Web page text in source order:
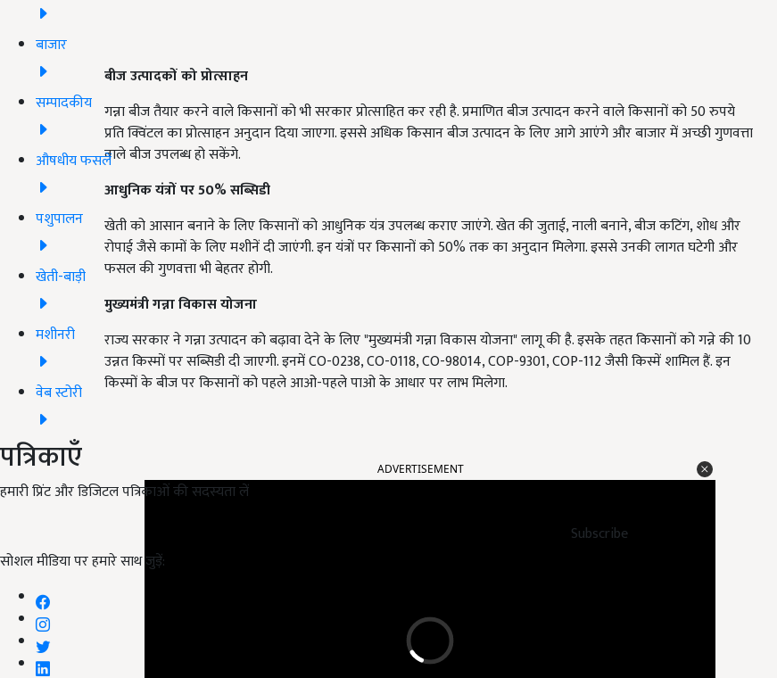
बाजार
सम्पादकीय
औषधीय फसलें
पशुपालन
खेती-बाड़ी
मशीनरी
वेब स्टोरी
पत्रिकाएँ
हमारी प्रिंट और डिजिटल पत्रिकाओं की सदस्यता लें
Subscribe
सोशल मीडिया पर हमारे साथ जुड़ें:
बीज उत्पादकों को प्रोत्साहन
गन्ना बीज तैयार करने वाले किसानों को भी सरकार प्रोत्साहित कर रही है. प्रमाणित बीज उत्पादन करने वाले किसानों को 50 रुपये
प्रति क्विंटल का प्रोत्साहन अनुदान दिया जाएगा. इससे अधिक किसान बीज उत्पादन के लिए आगे आएंगे और बाजार में अच्छी गुणवत्ता
वाले बीज उपलब्ध हो सकेंगे.
आधुनिक यंत्रों पर 50%सब्सिडी
खेती को आसान बनाने के लिए किसानों को आधुनिक यंत्र उपलब्ध कराए जाएंगे. खेत की जुताई, नाली बनाने, बीज कटिंग, शोध और
रोपाई जैसे कामों के लिए मशीनें दी जाएंगी. इन यंत्रों पर किसानों को 50% तक का अनुदान मिलेगा. इससे उनकी लागत घटेगी और
फसल की गुणवत्ता भी बेहतर होगी.
मुख्यमंत्री गन्ना विकास योजना
राज्य सरकार ने गन्ना उत्पादन को बढ़ावा देने के लिए "मुख्यमंत्री गन्ना विकास योजना" लागू की है. इसके तहत किसानों को गन्ने की 10
उन्नत किस्मों पर सब्सिडी दी जाएगी. इनमें CO-0238, CO-0118, CO-98014, COP-9301, COP-112 जैसी किस्में शामिल हैं. इन
किस्मों के बीज पर किसानों को पहले आओ-पहले पाओ के आधार पर लाभ मिलेगा.